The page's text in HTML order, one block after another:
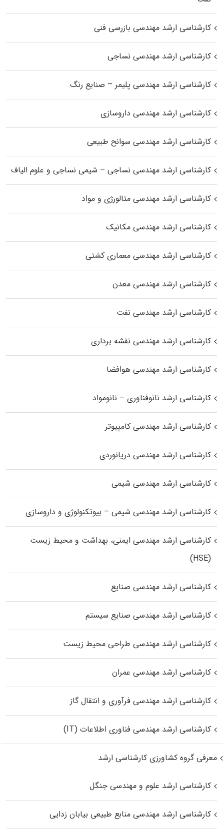
کارشناسی ارشد مهندسی بازرسی فنی
کارشناسی ارشد مهندسی نساجی
کارشناسی ارشد مهندسی پلیمر – صنایع رنگ
کارشناسی ارشد مهندسی داروسازی
کارشناسی ارشد مهندسی سوانح طبیعی
کارشناسی ارشد مهندسی نساجی – شیمی نساجی و علوم الیاف
کارشناسی ارشد مهندسی متالورژی و مواد
کارشناسی ارشد مهندسی مکانیک
کارشناسی ارشد مهندسی معماری کشتی
کارشناسی ارشد مهندسی معدن
کارشناسی ارشد مهندسی نفت
کارشناسی ارشد مهندسی نقشه برداری
کارشناسی ارشد مهندسی هوافضا
کارشناسی ارشد نانوفناوری – نانومواد
کارشناسی ارشد مهندسی کامپیوتر
کارشناسی ارشد مهندسی دریانوردی
کارشناسی ارشد مهندسی شیمی
کارشناسی ارشد مهندسی شیمی – بیوتکنولوژی و داروسازی
کارشناسی ارشد مهندسی ایمنی، بهداشت و محیط زیست
(HSE)
کارشناسی ارشد مهندسی صنایع
کارشناسی ارشد مهندسی صنایع سیستم
کارشناسی ارشد مهندسی طراحی محیط زیست
کارشناسی ارشد مهندسی عمران
کارشناسی ارشد مهندسی فرآوری و انتقال گاز
کارشناسی ارشد مهندسی فناوری اطلاعات (IT)
معرفی گروه کشاورزی کارشناسی ارشد
کارشناسی ارشد علوم و مهندسی جنگل
کارشناسی ارشد مهندسی منابع طبیعی بیابان زدایی